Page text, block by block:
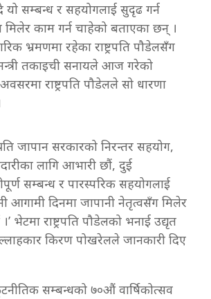
यो सम्बन्ध र सहयोगलाई सुदृढ गर्न
मिलेर काम गर्न चाहेको बताएका छन् ।
भ्रमणमा रहेका राष्ट्रपति पौडेलसँग
तकाइची सनायले आज गरेको
राष्ट्रपति पौडेलले सो धारणा
जापान सरकारको निरन्तर सहयोग,
लागि आभारी छौं, दुई
सम्बन्ध र पारस्परिक सहयोगलाई
आगामी दिनमा जापानी नेतृत्वसँग मिलेर
भेटमा राष्ट्रपति पौडेलको भनाई उद्यृत
किरण पोखरेलले जानकारी दिए
सम्बन्धको ७०औं वार्षिकोत्सव